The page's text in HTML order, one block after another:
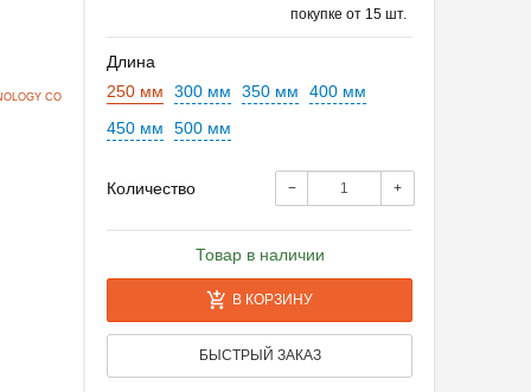
CO
покупке от 15 шт.
Длина
250 мм
300 мм 350 мм
400 мм
450 мм
500 мм
Количество − +
Товар в наличии
В КОРЗИНУ
БЫСТРЫЙ ЗАКАЗ